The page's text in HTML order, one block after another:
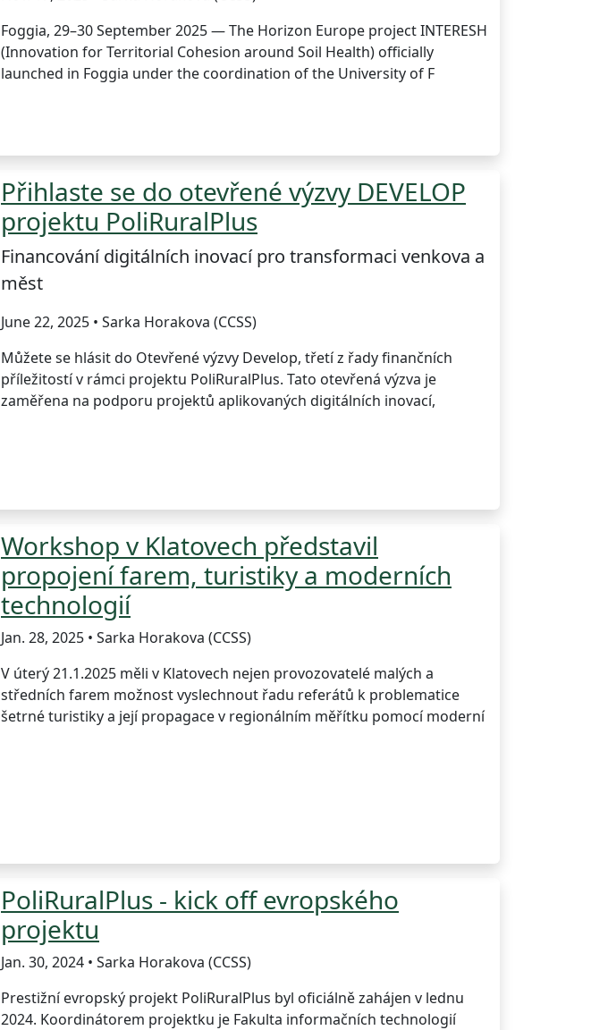
Foggia, 29–30 September 2025 — The Horizon Europe project INTERESH
(Innovation for Territorial Cohesion around Soil Health) officially
launched in Foggia under the coordination of the University of F
Přihlaste se do otevřené výzvy DEVELOP
projektu PoliRuralPlus
Financování digitálních inovací pro transformaci venkova a
měst
June 22, 2025 • Sarka Horakova (CCSS)
Můžete se hlásit do Otevřené výzvy Develop, třetí z řady finančních
příležitostí v rámci projektu PoliRuralPlus. Tato otevřená výzva je
zaměřena na podporu projektů aplikovaných digitálních inovací,
Workshop v Klatovech představil
propojení farem, turistiky a moderních
technologií
Jan. 28, 2025 • Sarka Horakova (CCSS)
V úterý 21.1.2025 měli v Klatovech nejen provozovatelé malých a
středních farem možnost vyslechnout řadu referátů k problematice
šetrné turistiky a její propagace v regionálním měřítku pomocí moderní
PoliRuralPlus - kick off evropského
projektu
Jan. 30, 2024 • Sarka Horakova (CCSS)
Prestižní evropský projekt PoliRuralPlus byl oficiálně zahájen v lednu
2024. Koordinátorem projektku je Fakulta informačních technologií